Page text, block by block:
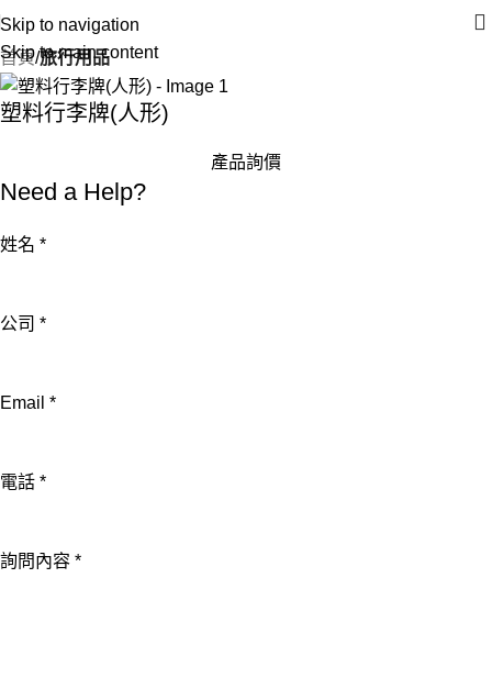
Skip to navigation
Skip to main content
首頁 旅行用品
塑料行李牌(人形)
產品詢價
Need a Help?
姓名 *
公司 *
姓
電
Email *
電話 *
詢問內容 *